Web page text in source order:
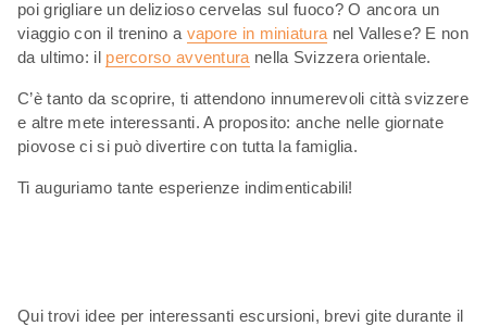
poi grigliare un delizioso cervelas sul fuoco? O ancora un
viaggio con il trenino a vapore in miniatura nel Vallese? E non
da ultimo: il percorso avventura nella Svizzera orientale.
C’è tanto da scoprire, ti attendono innumerevoli città svizzere
e altre mete interessanti. A proposito: anche nelle giornate
piovose ci si può divertire con tutta la famiglia.
Ti auguriamo tante esperienze indimenticabili!
Qui trovi idee per interessanti escursioni, brevi gite durante il